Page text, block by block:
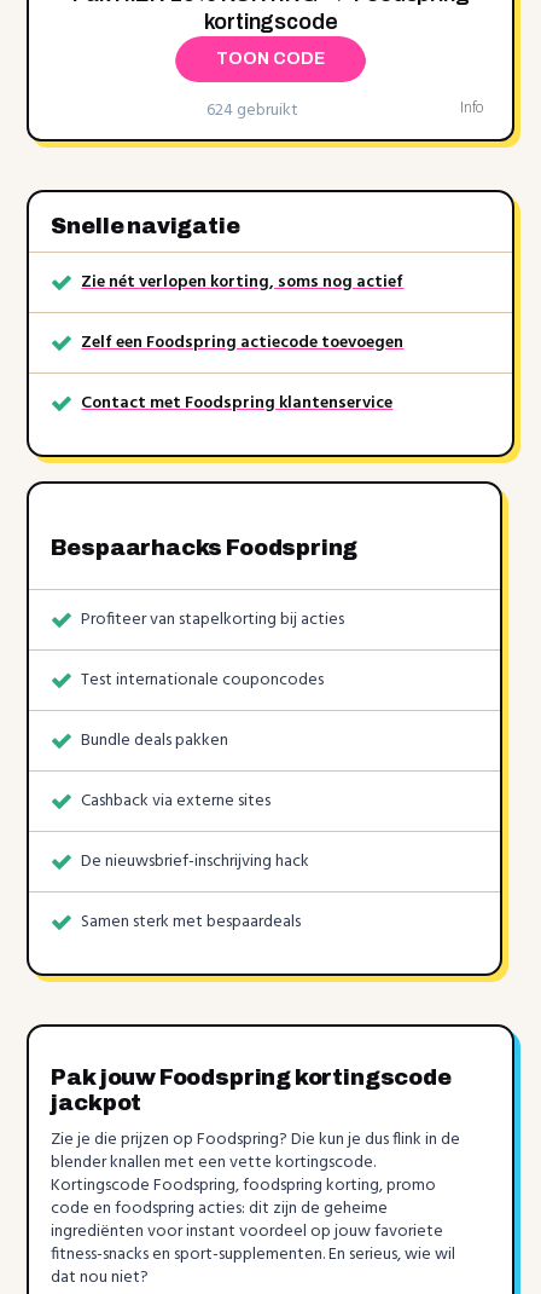
kortingscode
TOON CODE
624 gebruikt Info
Snelle navigatie
Zie nét verlopen korting, soms nog actief
Zelf een Foodspring actiecode toevoegen
Contact met Foodspring klantenservice
Bespaarhacks Foodspring
Profiteer van stapelkorting bij acties
Test internationale couponcodes
Bundle deals pakken
Cashback via externe sites
De nieuwsbrief-inschrijving hack
Samen sterk met bespaardeals
Pak jouw Foodspring kortingscode
jackpot
Zie je die prijzen op Foodspring? Die kun je dus flink in de
blender knallen met een vette kortingscode.
Kortingscode Foodspring, foodspring korting, promo
code en foodspring acties: dit zijn de geheime
ingrediënten voor instant voordeel op jouw favoriete
fitness-snacks en sport-supplementen. En serieus, wie wil
dat nou niet?